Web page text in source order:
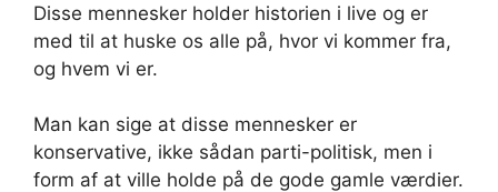
Disse mennesker holder historien i live og er
med til at huske os alle på, hvor vi kommer fra,
og hvem vi er.
Man kan sige at disse mennesker er
konservative, ikke sådan parti-politisk, men i
form af at ville holde på de gode gamle værdier.